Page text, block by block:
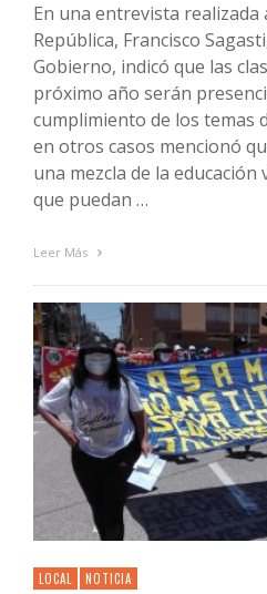
En una entrevista realizada
República, Francisco
Gobierno, indicó que las
próximo año serán
cumplimiento de los temas
en otros casos mencionó
una mezcla de la
que puedan …
Leer Más
LOCAL NOTICIA